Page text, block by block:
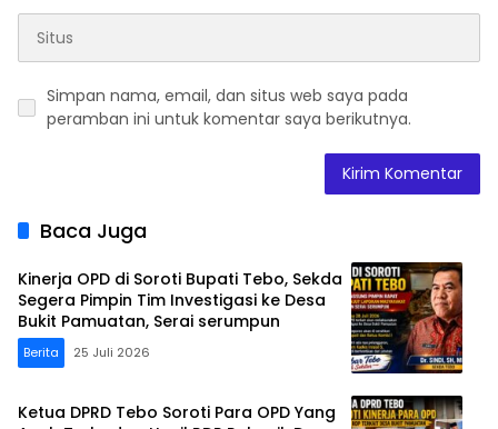
Simpan nama, email, dan situs web saya pada
peramban ini untuk komentar saya berikutnya.
Baca Juga
Kinerja OPD di Soroti Bupati Tebo, Sekda
Segera Pimpin Tim Investigasi ke Desa
Bukit Pamuatan, Serai serumpun
Berita 25 Juli 2026
Ketua DPRD Tebo Soroti Para OPD Yang